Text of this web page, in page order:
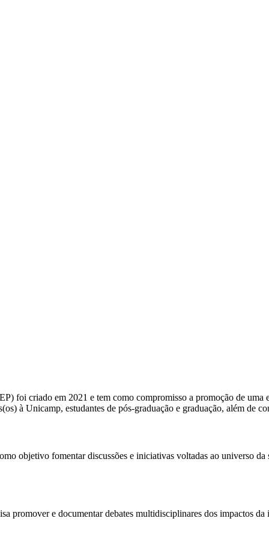
foi criado em 2021 e tem como compromisso a promoção de uma
à Unicamp, estudantes de pós-graduação e graduação, além de
objetivo fomentar discussões e iniciativas voltadas ao universo
e documentar debates multidisciplinares dos impactos da